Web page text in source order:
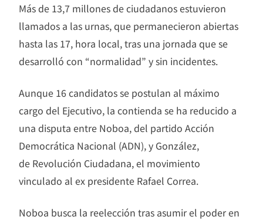
Más de 13,7 millones de ciudadanos estuvieron
llamados a las urnas, que permanecieron abiertas
hasta las 17, hora local, tras una jornada que se
desarrolló con “normalidad” y sin incidentes.
Aunque 16 candidatos se postulan al máximo
cargo del Ejecutivo, la contienda se ha reducido a
una disputa entre Noboa, del partido Acción
Democrática Nacional (ADN), y González,
de Revolución Ciudadana, el movimiento
vinculado al ex presidente Rafael Correa.
Noboa busca la reelección tras asumir el poder en